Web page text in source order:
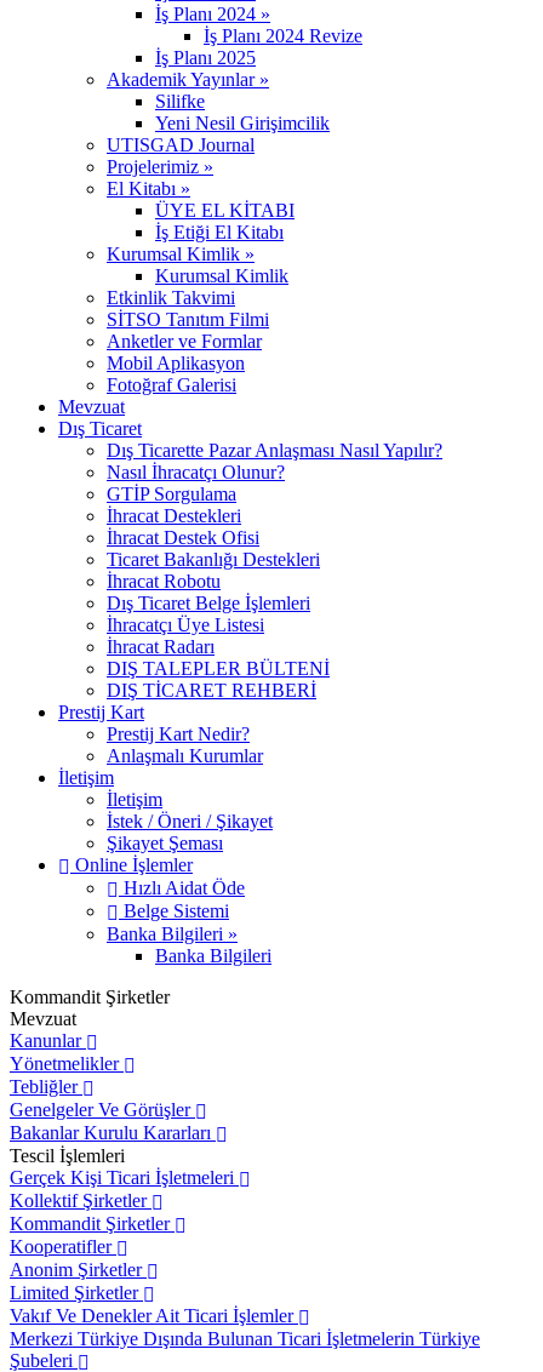
İş Planı 2024 »
İş Planı 2024 Revize
İş Planı 2025
Akademik Yayınlar »
Silifke
Yeni Nesil Girişimcilik
UTISGAD Journal
Projelerimiz »
El Kitabı »
ÜYE EL KİTABI
İş Etiği El Kitabı
Kurumsal Kimlik »
Kurumsal Kimlik
Etkinlik Takvimi
SİTSO Tanıtım Filmi
Anketler ve Formlar
Mobil Aplikasyon
Fotoğraf Galerisi
Mevzuat
Dış Ticaret
Dış Ticarette Pazar Anlaşması Nasıl Yapılır?
Nasıl İhracatçı Olunur?
GTİP Sorgulama
İhracat Destekleri
İhracat Destek Ofisi
Ticaret Bakanlığı Destekleri
İhracat Robotu
Dış Ticaret Belge İşlemleri
İhracatçı Üye Listesi
İhracat Radarı
DIŞ TALEPLER BÜLTENİ
DIŞ TİCARET REHBERİ
Prestij Kart
Prestij Kart Nedir?
Anlaşmalı Kurumlar
İletişim
İletişim
İstek / Öneri / Şikayet
Şikayet Şeması
Online İşlemler
Hızlı Aidat Öde
Belge Sistemi
Banka Bilgileri »
Banka Bilgileri
Kommandit Şirketler
Mevzuat
Kanunlar
Yönetmelikler
Tebliğler
Genelgeler Ve Görüşler
Bakanlar Kurulu Kararları
Tescil İşlemleri
Gerçek Kişi Ticari İşletmeleri
Kollektif Şirketler
Kommandit Şirketler
Kooperatifler
Anonim Şirketler
Limited Şirketler
Vakıf Ve Denekler Ait Ticari İşlemler
Merkezi Türkiye Dışında Bulunan Ticari İşletmelerin Türkiye
Şubeleri